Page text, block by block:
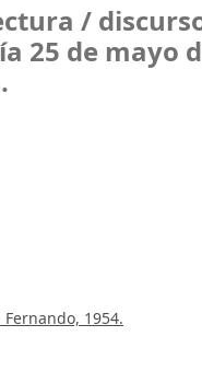
/
25 de mayo
Fernando, 1954.